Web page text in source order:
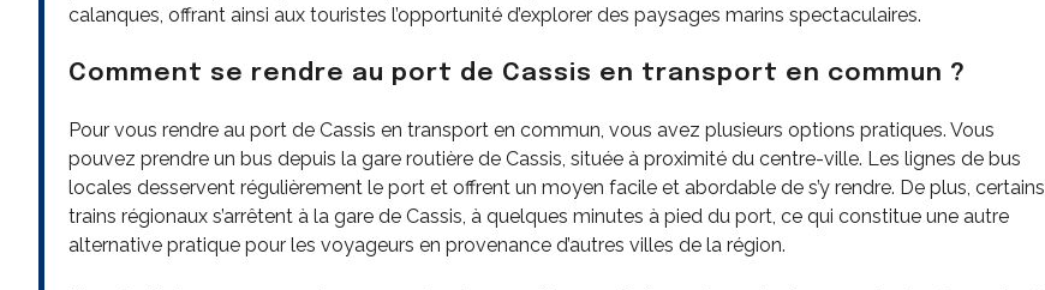
calanques, offrant ainsi aux touristes l’opportunité d’explorer des paysages marins spectaculaires.
Comment se rendre au port de Cassis en transport en commun ?
Pour vous rendre au port de Cassis en transport en commun, vous avez plusieurs options pratiques. Vous
pouvez prendre un bus depuis la gare routière de Cassis, située à proximité du centre-ville. Les lignes de bus
locales desservent régulièrement le port et offrent un moyen facile et abordable de s’y rendre. De plus, certains
trains régionaux s’arrêtent à la gare de Cassis, à quelques minutes à pied du port, ce qui constitue une autre
alternative pratique pour les voyageurs en provenance d’autres villes de la région.